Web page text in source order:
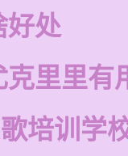
好处
克里里有
培训学